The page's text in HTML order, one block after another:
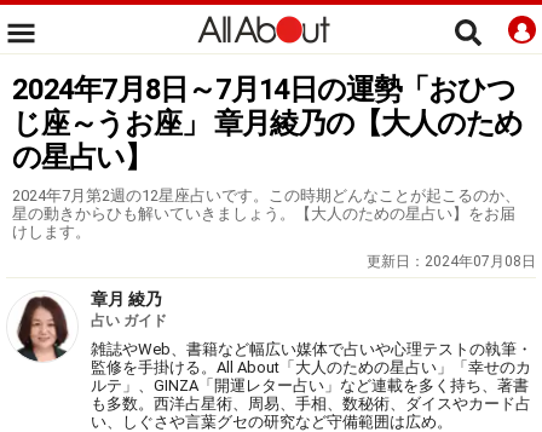
2024年7月8日～7月14日の運勢「おひつ
じ座～うお座」 章月綾乃の【大人のため
の星占い】
2024年7月第2週の12星座占いです。この時期どんなことが起こるのか、
星の動きからひも解いていきましょう。【大人のための星占い】をお届
けします。
更新日： 2024年07月08日
章月 綾乃
占い ガイド
雑誌やWeb、書籍など幅広い媒体で占いや心理テストの執筆・
監修を手掛ける。All About「大人のための星占い」「幸せのカ
ルテ」、GINZA「開運レター占い」など連載を多く持ち、著書
も多数。西洋占星術、周易、手相、数秘術、ダイスやカード占
い、しぐさや言葉グセの研究など守備範囲は広め。